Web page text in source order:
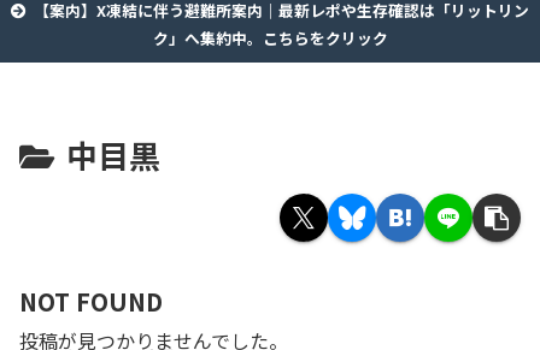
【案内】X凍結に伴う避難所案内｜最新レポや生存確認は「リットリン
ク」へ集約中。こちらをクリック
中目黒
NOT FOUND
投稿が見つかりませんでした。